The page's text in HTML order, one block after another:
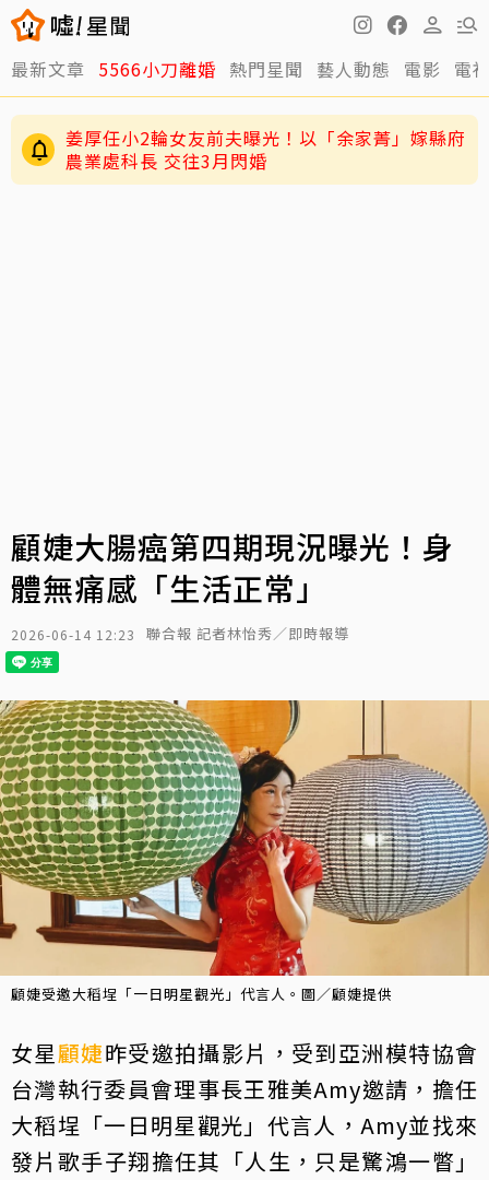
最新文章 5566小刀離婚 熱門星聞 藝人動態 電影 電
姜厚任小2輪女友前夫曝光！以「余家菁」嫁縣府
農業處科長 交往3月閃婚
顧婕大腸癌第四期現況曝光！身
體無痛感「生活正常」
2026-06-14 12:23 聯合報 記者林怡秀／即時報導
顧婕受邀大稻埕「一日明星觀光」代言人。圖／顧婕提供
女星顧婕昨受邀拍攝影片，受到亞洲模特協會
台灣執行委員會理事長王雅美Amy邀請，擔任
大稻埕「一日明星觀光」代言人，Amy並找來
發片歌手子翔擔任其「人生，只是驚鴻一瞥」